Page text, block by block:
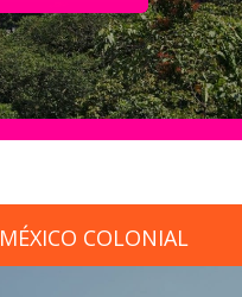
MÉXICO COLONIAL